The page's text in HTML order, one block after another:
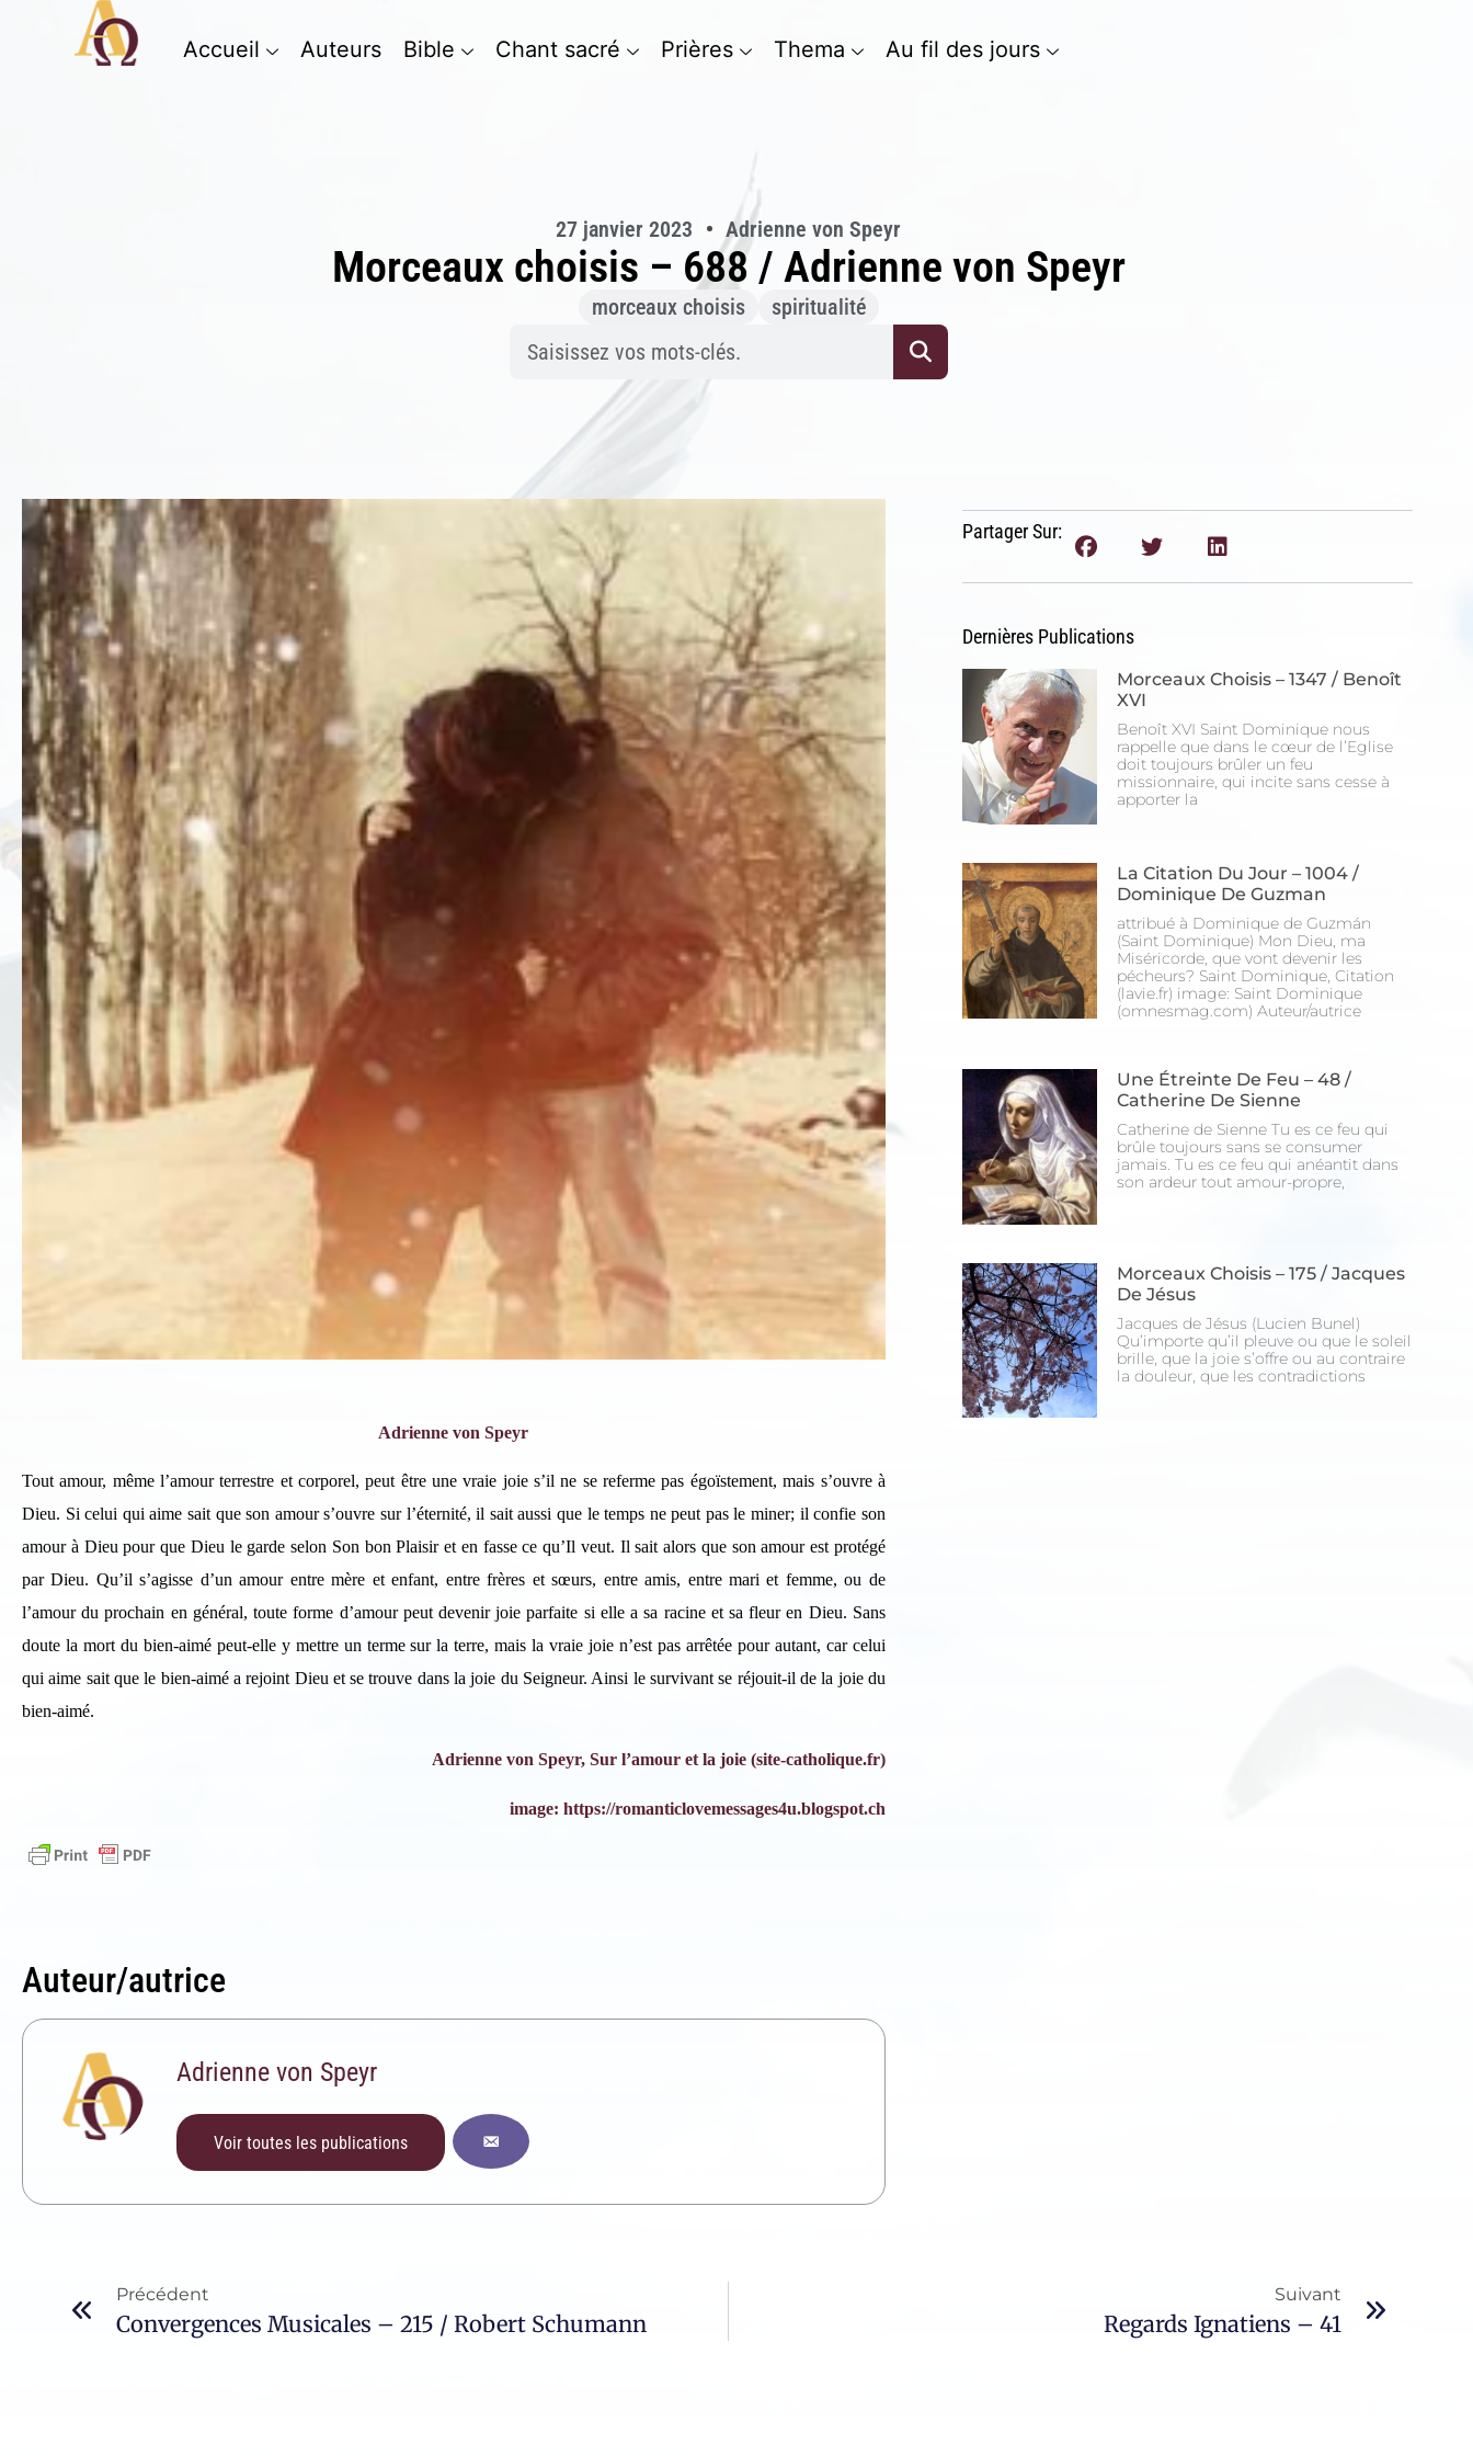
Accueil Auteurs Bible Chant sacré Prières Thema Au fil des jours
27 janvier 2023 Adrienne von Speyr
Morceaux choisis – 688 / Adrienne von Speyr
morceaux choisis spiritualité
Adrienne von Speyr
Tout amour, même l’amour terrestre et corporel, peut être une vraie joie s’il ne se referme pas égoïstement, mais s’ouvre à
Dieu. Si celui qui aime sait que son amour s’ouvre sur l’éternité, il sait aussi que le temps ne peut pas le miner; il confie son
amour à Dieu pour que Dieu le garde selon Son bon Plaisir et en fasse ce qu’Il veut. Il sait alors que son amour est protégé
par Dieu. Qu’il s’agisse d’un amour entre mère et enfant, entre frères et sœurs, entre amis, entre mari et femme, ou de
l’amour du prochain en général, toute forme d’amour peut devenir joie parfaite si elle a sa racine et sa fleur en Dieu. Sans
doute la mort du bien-aimé peut-elle y mettre un terme sur la terre, mais la vraie joie n’est pas arrêtée pour autant, car celui
qui aime sait que le bien-aimé a rejoint Dieu et se trouve dans la joie du Seigneur. Ainsi le survivant se réjouit-il de la joie du
bien-aimé.
Adrienne von Speyr, Sur l’amour et la joie (site-catholique.fr)
image: https://romanticlovemessages4u.blogspot.ch
Auteur/autrice
Adrienne von Speyr
Voir toutes les publications
Partager Sur:
Dernières Publications
Morceaux Choisis – 1347 / Benoît
XVI
Benoît XVI Saint Dominique nous
rappelle que dans le cœur de l’Eglise
doit toujours brûler un feu
missionnaire, qui incite sans cesse à
apporter la
La Citation Du Jour – 1004 /
Dominique De Guzman
attribué à Dominique de Guzmán
(Saint Dominique) Mon Dieu, ma
Miséricorde, que vont devenir les
pécheurs? Saint Dominique, Citation
(lavie.fr) image: Saint Dominique
(omnesmag.com) Auteur/autrice
Une Étreinte De Feu – 48 /
Catherine De Sienne
Catherine de Sienne Tu es ce feu qui
brûle toujours sans se consumer
jamais. Tu es ce feu qui anéantit dans
son ardeur tout amour-propre,
Morceaux Choisis – 175 / Jacques
De Jésus
Jacques de Jésus (Lucien Bunel)
Qu’importe qu’il pleuve ou que le soleil
brille, que la joie s’offre ou au contraire
la douleur, que les contradictions
Précédent
Convergences Musicales – 215 / Robert Schumann
Suivant
Regards Ignatiens – 41
Inscription News Letter
Si vous souhaitez recevoir nos dernières actualités, veuillez
S'inscrire
Se désinscrire